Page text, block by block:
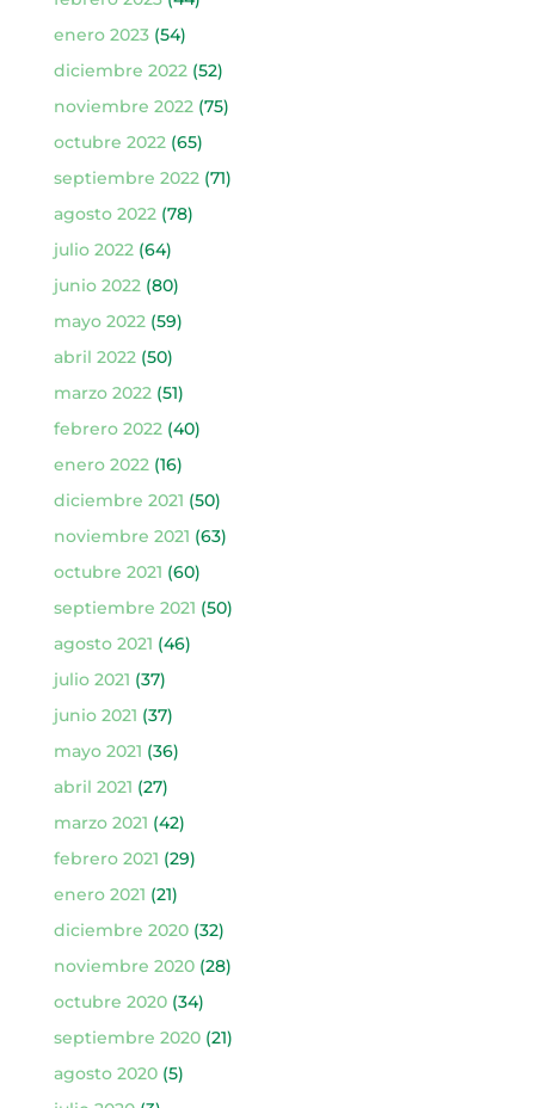
enero 2023(54)
diciembre 2022(52)
noviembre 2022(75)
octubre 2022(65)
septiembre 2022(71)
agosto 2022(78)
julio 2022(64)
junio 2022(80)
mayo 2022(59)
abril 2022(50)
marzo 2022(51)
febrero 2022(40)
enero 2022(16)
diciembre 2021 (50)
noviembre 2021 (63)
octubre 2021 (60)
septiembre 2021 (50)
agosto 2021 (46)
julio 2021 (37)
junio 2021 (37)
mayo 2021 (36)
abril 2021 (27)
marzo 2021 (42)
febrero 2021 (29)
enero 2021 (21)
diciembre 2020(32)
noviembre 2020(28)
octubre 2020(34)
septiembre 2020(21)
agosto 2020(5)